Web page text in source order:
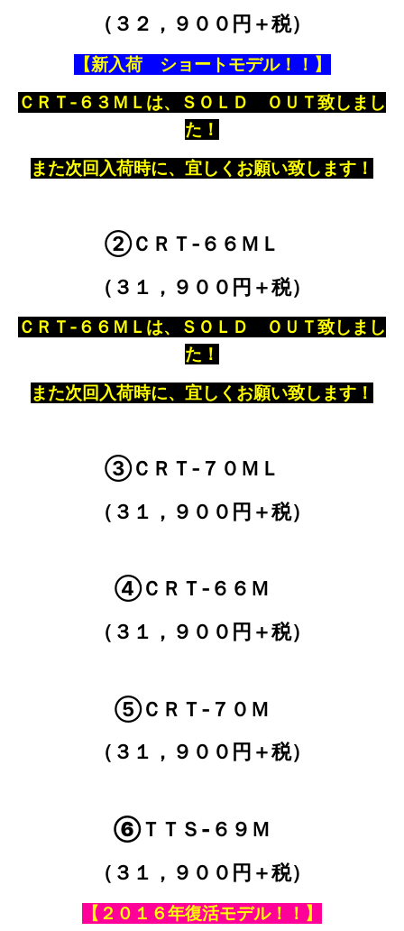
（３２，９００円＋税）
【新入荷 ショートモデル！！】
ＣＲＴ‐６３ＭＬ は、ＳＯＬＤ ＯＵＴ致しまし
た！
また次回入荷時に、宜しくお願い致します！
②ＣＲＴ‐６６ＭＬ
（３１，９００円＋税）
ＣＲＴ‐６６ＭＬ は、ＳＯＬＤ ＯＵＴ致しまし
た！
また次回入荷時に、宜しくお願い致します！
③ＣＲＴ‐７０ＭＬ
（３１，９００円＋税）
④ＣＲＴ‐６６Ｍ
（ ３１，９００円＋税）
⑤ＣＲＴ‐７０Ｍ
（３１，９００円＋税）
⑥ＴＴＳ‐６９Ｍ
（３１，９００円＋税）
【２０１６年復活モデル！！】